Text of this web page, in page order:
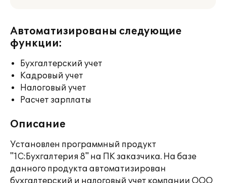
Автоматизированы следующие
функции:
Бухгалтерский учет
Кадровый учет
Налоговый учет
Расчет зарплаты
Описание
Установлен программный продукт
"1С:Бухгалтерия 8" на ПК заказчика. На базе
данного продукта автоматизирован
бухгалтерский и налоговый учет компании ООО